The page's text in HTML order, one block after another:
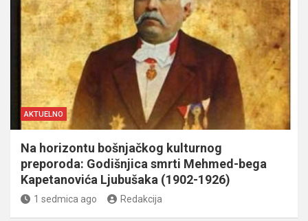
AKTUELNO
Na horizontu bošnjačkog kulturnog
preporoda: Godišnjica smrti Mehmed-bega
Kapetanovića Ljubušaka (1902-1926)
1 sedmica ago Redakcija